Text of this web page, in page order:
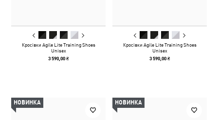
Кросівки Agile Lite Training Shoes
Unisex
3 590,00 ₴
Кросівки Agile Lite Training Shoes
Unisex
3 590,00 ₴
НОВИНКА НОВИНКА